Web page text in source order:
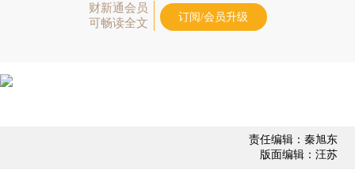
财新通会员
可畅读全文
订阅/会员升级
责任编辑：秦旭东
版面编辑：汪苏